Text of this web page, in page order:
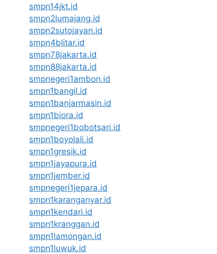
smpn14jkt.id
smpn2lumajang.id
smpn2sutojayan.id
smpn4blitar.id
smpn78jakarta.id
smpn88jakarta.id
smpnegeri1ambon.id
smpn1bangil.id
smpn1banjarmasin.id
smpn1biora.id
smpnegeri1bobotsari.id
smpn1boyolali.id
smpn1gresik.id
smpn1jayapura.id
smpn1jember.id
smpnegeri1jepara.id
smpn1karanganyar.id
smpn1kendari.id
smpn1kranggan.id
smpn1lamongan.id
smpn1luwuk.id